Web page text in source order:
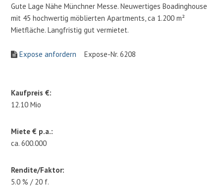
Gute Lage Nähe Münchner Messe. Neuwertiges Boadinghouse
mit 45 hochwertig möblierten Apartments, ca 1.200 m²
Mietfläche. Langfristig gut vermietet.
Expose anfordern Expose-Nr. 6208
Kaufpreis €:
12.10 Mio
Miete € p.a.:
ca. 600.000
Rendite/Faktor:
5.0 % / 20 f.